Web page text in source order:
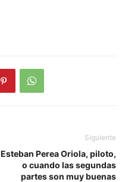
Siguiente
Esteban Perea Oriola, piloto,
o cuando las segundas
partes son muy buenas